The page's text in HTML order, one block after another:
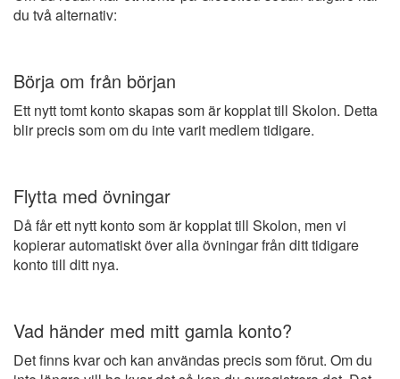
du två alternativ:
Börja om från början
Ett nytt tomt konto skapas som är kopplat till Skolon. Detta
blir precis som om du inte varit medlem tidigare.
Flytta med övningar
Då får ett nytt konto som är kopplat till Skolon, men vi
kopierar automatiskt över alla övningar från ditt tidigare
konto till ditt nya.
Vad händer med mitt gamla konto?
Det finns kvar och kan användas precis som förut. Om du